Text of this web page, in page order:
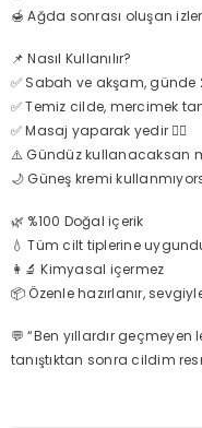
🍯 Ağda sonrası oluşan izler
📌 Nasıl Kullanılır?
✅ Sabah ve akşam, günde
✅ Temiz cilde, mercimek
✅ Masaj yaparak yedir 💆‍♀️
⚠️ Gündüz kullanacaksan
🌙 Güneş kremi
🌿 %100 Doğal içerik
💧 Tüm cilt tiplerine
👩‍🔬 Kimyasal içermez
📦 Özenle hazırlanır,
💬 “Ben yıllardır
tanıştıktan sonra cildim